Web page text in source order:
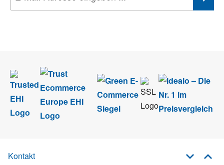
Kontakt